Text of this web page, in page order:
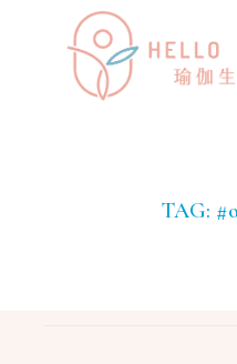
TAG: